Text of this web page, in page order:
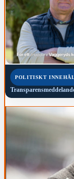
POLITISKT